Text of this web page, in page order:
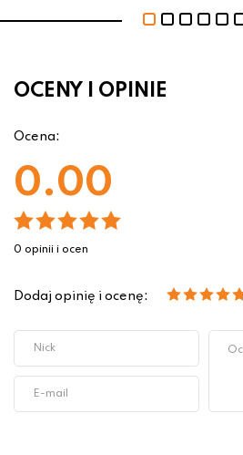
OCENY I OPINIE
Ocena:
0.00
0 opinii i ocen
Dodaj opinię i ocenę: